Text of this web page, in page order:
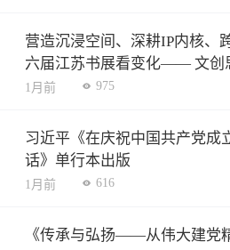
营造沉浸空间、深耕IP内核、
六届江苏书展看变化—— 文创
长
1月前 975
习近平《在庆祝中国共产党成
话》单行本出版
1月前 616
《传承与弘扬——从伟大建党